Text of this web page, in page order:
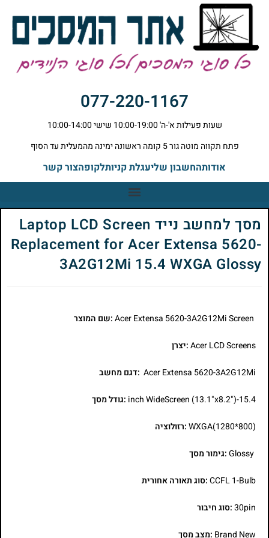
077-220-1167
שעות פעילות א'-ה' 10:00-19:00 שישי 10:00-14:00
פתח תקווה מוטה גור 5 קומה ראשונה ימינה מהמעלית עד הסוף
אודותהחשבון שליעגלת קניותלקופהצור קשר
מסך למחשב נייד Laptop LCD Screen
Replacement for Acer Extensa 5620-
3A2G12Mi 15.4 WXGA Glossy
:שם המוצר
Acer LCD Screens:יצרן
Acer Extensa 5620-3A2G12Mi :דגם מחשב
15.4-inch WideScreen (13.1"x8.2") :גודל מסך
WXGA(1280*800):רזולוציה
Glossy:גימור מסך
CCFL 1-Bulb:סוג תאורה אחורית
30pin:סוג חיבור
Brand New :מצב מסך